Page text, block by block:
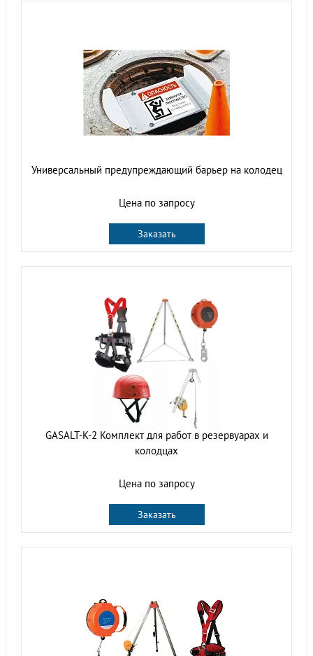
Универсальный предупреждающий барьер на колодец
Цена по запросу
Заказать
GASALT-K-2 Комплект для работ в резервуарах и
колодцах
Цена по запросу
Заказать